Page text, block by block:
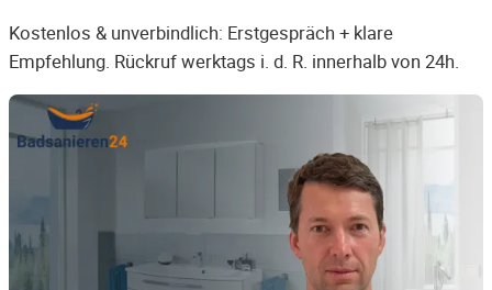
Kostenlos & unverbindlich: Erstgespräch + klare
Empfehlung. Rückruf werktags i. d. R. innerhalb von 24h.